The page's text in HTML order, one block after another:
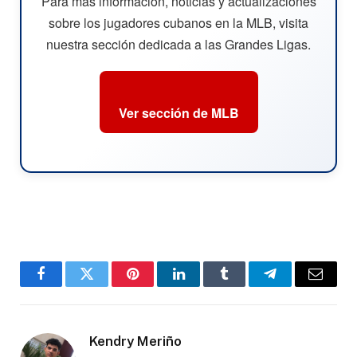
sobre los jugadores cubanos en la MLB, visita
nuestra sección dedicada a las Grandes Ligas.
Ver sección de MLB
FacebookTwitter PinterestLinkedInTumblr TelegramEmail
Kendry Meriño